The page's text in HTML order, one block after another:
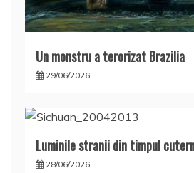
Un monstru a terorizat Brazilia
29/06/2026
Luminile stranii din timpul
28/06/2026